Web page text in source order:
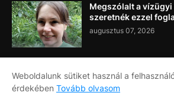
Megszólalt a
szeretnék ezzel
augusztus 07, 2026
Címlap Rólunk
Weboldalunk sütiket használ a
érdekében Tovább olvasom